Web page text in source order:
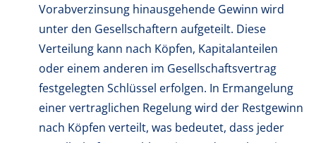
Vorabverzinsung hinausgehende Gewinn wird
unter den Gesellschaftern aufgeteilt. Diese
Verteilung kann nach Köpfen, Kapitalanteilen
oder einem anderen im Gesellschaftsvertrag
festgelegten Schlüssel erfolgen. In Ermangelung
einer vertraglichen Regelung wird der Restgewinn
nach Köpfen verteilt, was bedeutet, dass jeder